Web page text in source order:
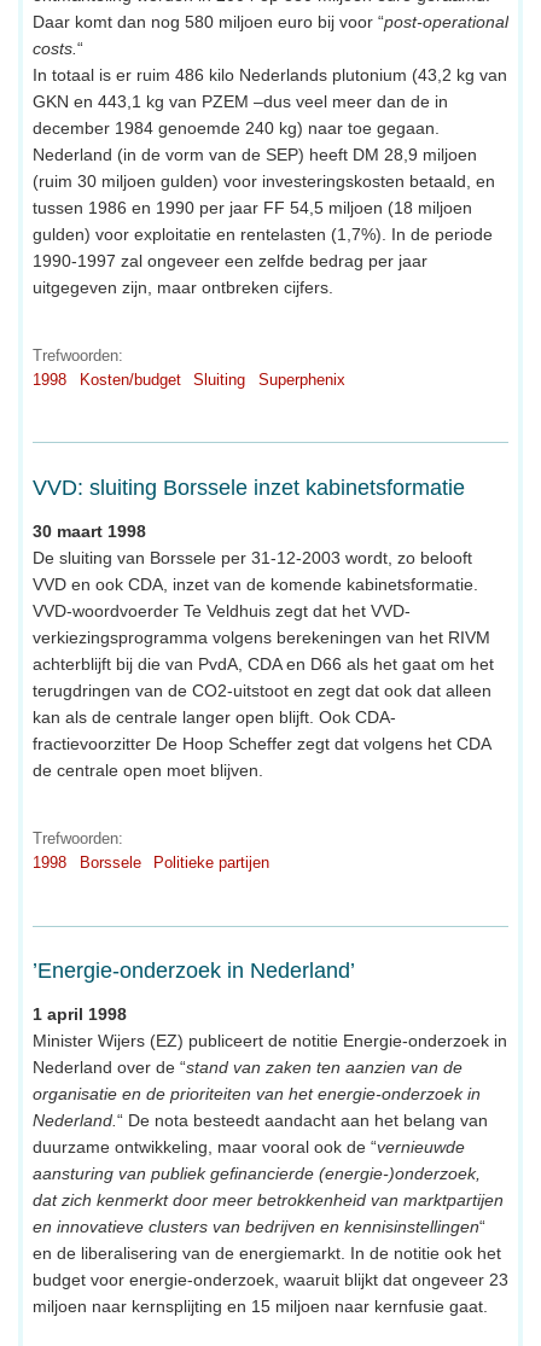
Daar komt dan nog 580 miljoen euro bij voor “post-operational
costs. “
In totaal is er ruim 486 kilo Nederlands plutonium (43,2 kg van
GKN en 443,1 kg van PZEM –dus veel meer dan de in
december 1984 genoemde 240 kg) naar toe gegaan.
Nederland (in de vorm van de SEP) heeft DM 28,9 miljoen
(ruim 30 miljoen gulden) voor investeringskosten betaald, en
tussen 1986 en 1990 per jaar FF 54,5 miljoen (18 miljoen
gulden) voor exploitatie en rentelasten (1,7%). In de periode
1990-1997 zal ongeveer een zelfde bedrag per jaar
uitgegeven zijn, maar ontbreken cijfers.
Trefwoorden:
1998
Kosten/budget Sluiting Superphenix
VVD: sluiting Borssele inzet kabinetsformatie
30 maart 1998
De sluiting van Borssele per 31-12-2003 wordt, zo belooft
VVD en ook CDA, inzet van de komende kabinetsformatie.
VVD-woordvoerder Te Veldhuis zegt dat het VVD-
verkiezingsprogramma volgens berekeningen van het RIVM
achterblijft bij die van PvdA, CDA en D66 als het gaat om het
terugdringen van de CO2-uitstoot en zegt dat ook dat alleen
kan als de centrale langer open blijft. Ook CDA-
fractievoorzitter De Hoop Scheffer zegt dat volgens het CDA
de centrale open moet blijven.
Trefwoorden:
1998
Borssele Politieke partijen
’Energie-onderzoek in Nederland’
1 april 1998
Minister Wijers (EZ) publiceert de notitie Energie-onderzoek in
Nederland over de “stand van zaken ten aanzien van de
organisatie en de prioriteiten van het energie-onderzoek in
Nederland. “ De nota besteedt aandacht aan het belang van
duurzame ontwikkeling, maar vooral ook de “vernieuwde
aansturing van publiek gefinancierde (energie-)onderzoek,
dat zich kenmerkt door meer betrokkenheid van marktpartijen
en innovatieve clusters van bedrijven en kennisinstellingen“
en de liberalisering van de energiemarkt. In de notitie ook het
budget voor energie-onderzoek, waaruit blijkt dat ongeveer 23
miljoen naar kernsplijting en 15 miljoen naar kernfusie gaat.